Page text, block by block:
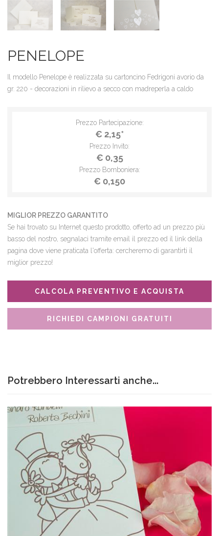
PENELOPE
Il modello Penelope è realizzata su cartoncino Fedrigoni avorio da
gr. 220 - decorazioni in rilievo a secco con madreperla a caldo
Prezzo Partecipazione:
€ 2,15*
Prezzo Invito:
€ 0,35
Prezzo Bomboniera:
€ 0,150
MIGLIOR PREZZO GARANTITO
Se hai trovato su Internet questo prodotto, offerto ad un prezzo più
basso del nostro, segnalaci tramite email il prezzo ed il link della
pagina dove viene praticata l'offerta: cercheremo di garantirti il
miglior prezzo!
CALCOLA PREVENTIVO E ACQUISTA
RICHIEDI CAMPIONI GRATUITI
Potrebbero Interessarti anche...